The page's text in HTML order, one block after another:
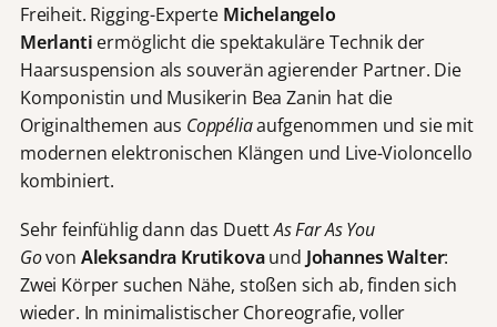
Freiheit. Rigging-Experte Michelangelo
Merlanti ermöglicht die spektakuläre Technik der
Haarsuspension als souverän agierender Partner. Die
Komponistin und Musikerin Bea Zanin hat die
Originalthemen aus Coppéliaaufgenommen und sie mit
modernen elektronischen Klängen und Live-Violoncello
kombiniert.
Sehr feinfühlig dann das DuettAs Far As You
Govon Aleksandra Krutikovaund Johannes Walter:
Zwei Körper suchen Nähe, stoßen sich ab, finden sich
wieder. In minimalistischer Choreografie, voller